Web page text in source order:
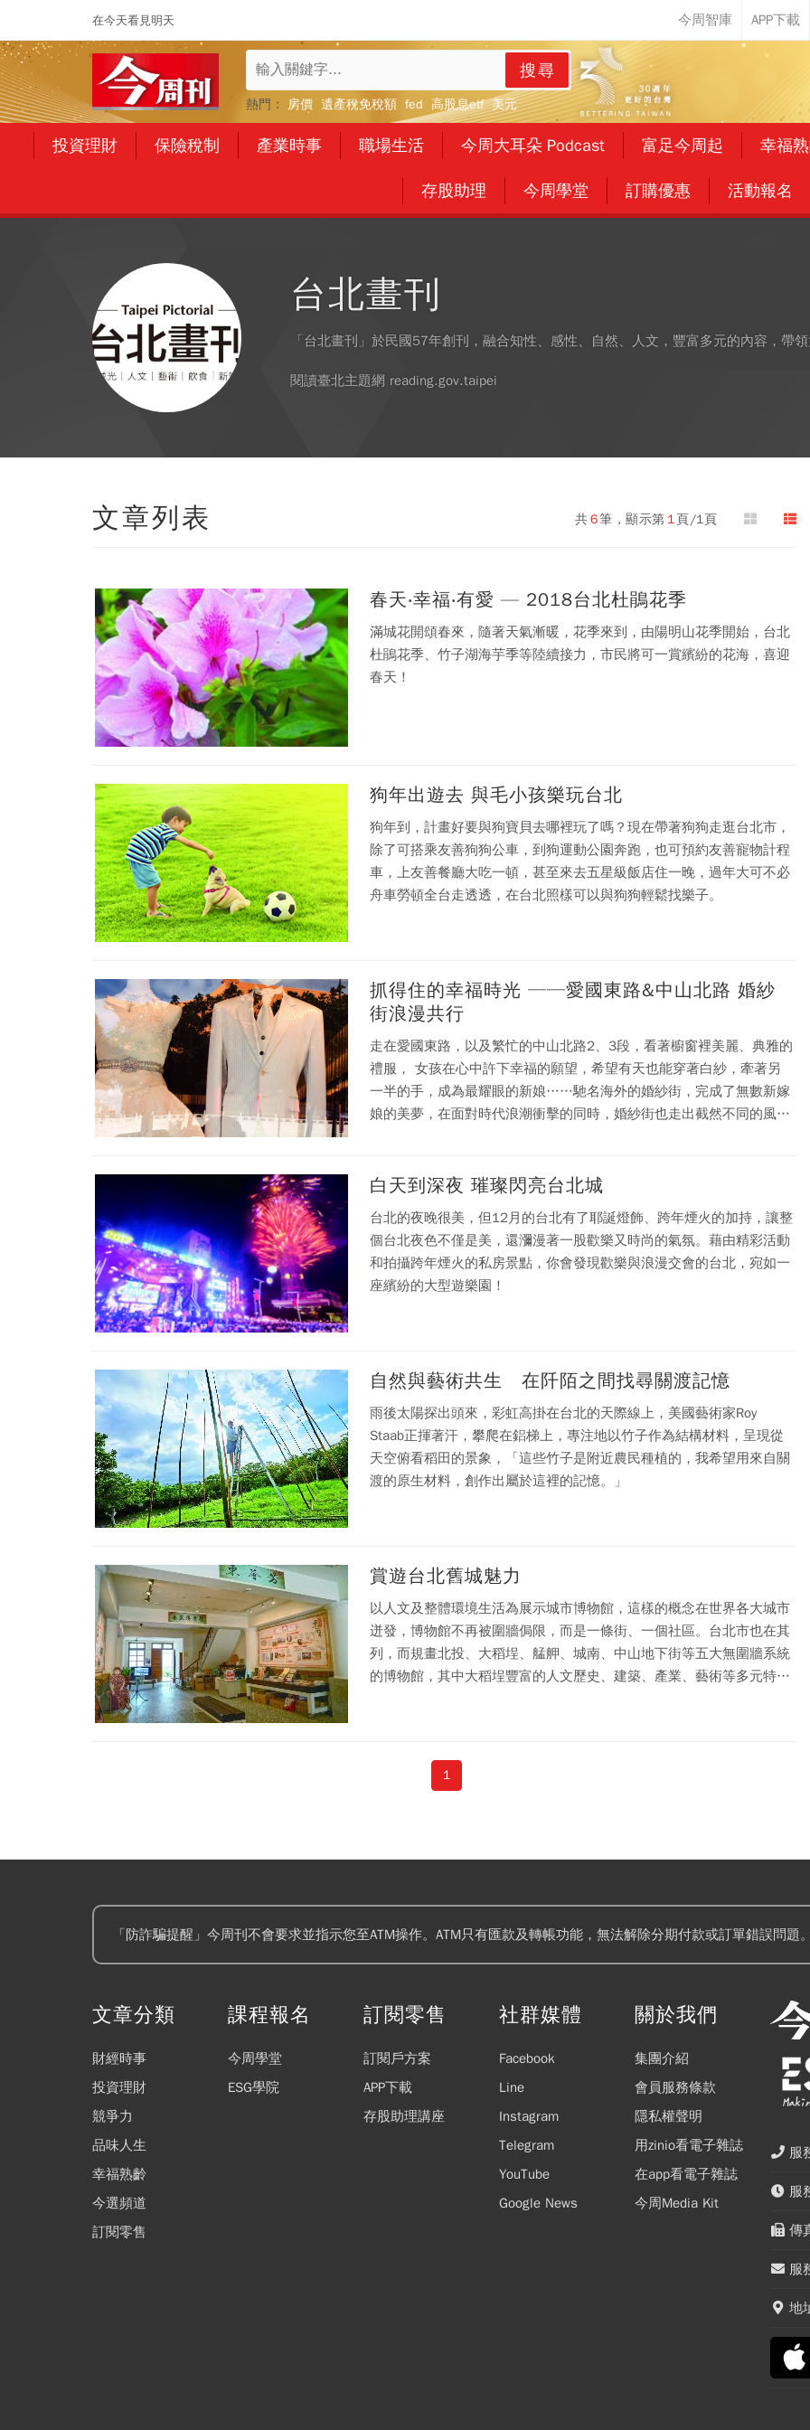
在今天看見明天
搜尋
熱門： 房價 遺產稅免稅額 fed 高股息etf 美元
投資理財 保險稅制 產業時事 職場生活 今周大耳朵 Podcast 富足今周起 幸福
存股助理 今周學堂 訂購優惠 活動報名
台北畫刊
「台北畫刊」於民國57年創刊，融合知性、感性、自然、人文，豐富多元的內容，帶
閱讀臺北主題網 reading.gov.taipei
文章列表 共6筆，顯示第 1頁/1頁
春天‧幸福‧有愛 — 2018台北杜鵑花季
滿城花開頌春來，隨著天氣漸暖，花季來到，由陽明山花季開始，台北
杜鵑花季、竹子湖海芋季等陸續接力，市民將可一賞繽紛的花海，喜迎
春天！
狗年出遊去 與毛小孩樂玩台北
狗年到，計畫好要與狗寶貝去哪裡玩了嗎？現在帶著狗狗走逛台北市，
除了可搭乘友善狗狗公車，到狗運動公園奔跑，也可預約友善寵物計程
車，上友善餐廳大吃一頓，甚至來去五星級飯店住一晚，過年大可不必
舟車勞頓全台走透透，在台北照樣可以與狗狗輕鬆找樂子。
抓得住的幸福時光 ──愛國東路&中山北路 婚紗
街浪漫共行
走在愛國東路，以及繁忙的中山北路2、3段，看著櫥窗裡美麗、典雅的
禮服， 女孩在心中許下幸福的願望，希望有天也能穿著白紗，牽著另
一半的手，成為最耀眼的新娘……馳名海外的婚紗街，完成了無數新嫁
娘的美夢，在面對時代浪潮衝擊的同時，婚紗街也走出截然不同的風
白天到深夜 璀璨閃亮台北城
台北的夜晚很美，但12月的台北有了耶誕燈飾、跨年煙火的加持，讓整
個台北夜色不僅是美，還瀰漫著一股歡樂又時尚的氣氛。藉由精彩活動
和拍攝跨年煙火的私房景點，你會發現歡樂與浪漫交會的台北，宛如一
座繽紛的大型遊樂園！
自然與藝術共生 在阡陌之間找尋關渡記憶
雨後太陽探出頭來，彩虹高掛在台北的天際線上，美國藝術家Roy
Staab正揮著汗，攀爬在鋁梯上，專注地以竹子作為結構材料，呈現從
天空俯看稻田的景象，「這些竹子是附近農民種植的，我希望用來自關
渡的原生材料，創作出屬於這裡的記憶。」
賞遊台北舊城魅力
以人文及整體環境生活為展示城市博物館，這樣的概念在世界各大城市
迸發，博物館不再被圍牆侷限，而是一條街、一個社區。台北市也在其
列，而規畫北投、大稻埕、艋舺、城南、中山地下街等五大無圍牆系統
的博物館，其中大稻埕豐富的人文歷史、建築、產業、藝術等多元特
1
「防詐騙提醒」今周刊不會要求並指示您至ATM操作。ATM只有匯款及轉帳功能，無法解除分期付款或訂單錯誤問
文章分類
財經時事
投資理財
競爭力
品味人生
幸福熟齡
今選頻道
訂閱零售
課程報名
今周學堂
ESG學院
訂閱零售
訂閱戶方案
APP下載
存股助理講座
社群媒體
Facebook
Line
Instagram
Telegram
YouTube
Google News
關於我們
集團介紹
會員服務條款
隱私權聲明
用zinio看電子雜誌
在app看電子雜誌
今周Media Kit
服
服
傳
服
地